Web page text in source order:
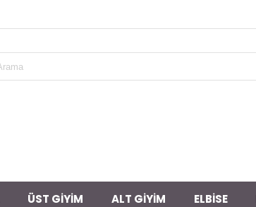
ÜST GİYİM ALT GİYİM ELBİSE